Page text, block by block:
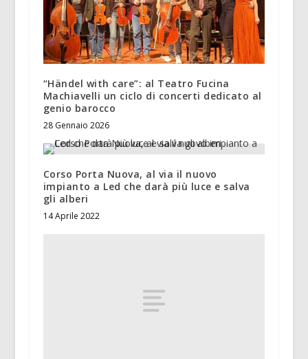
“Händel with care”: al Teatro Fucina
Machiavelli un ciclo di concerti dedicato al
genio barocco
28 Gennaio 2026
Corso Porta Nuova, al via il nuovo
impianto a Led che darà più luce e salva
gli alberi
14 Aprile 2022